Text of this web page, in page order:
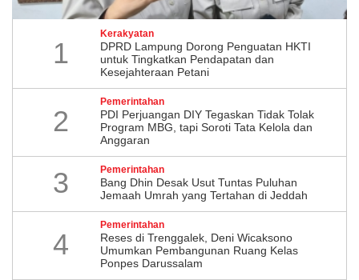
1
Kerakyatan
DPRD Lampung Dorong Penguatan HKTI
untuk Tingkatkan Pendapatan dan
Kesejahteraan Petani
2
Pemerintahan
PDI Perjuangan DIY Tegaskan Tidak Tolak
Program MBG, tapi Soroti Tata Kelola dan
Anggaran
3 Pemerintahan
Bang Dhin Desak Usut Tuntas Puluhan
Jemaah Umrah yang Tertahan di Jeddah
4
Pemerintahan
​Reses di Trenggalek, Deni Wicaksono
Umumkan Pembangunan Ruang Kelas
Ponpes Darussalam